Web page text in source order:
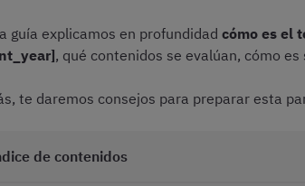
guía explicamos en profundidad cómo es el
, qué contenidos se evalúan, cómo
te daremos consejos para preparar esta
de contenidos